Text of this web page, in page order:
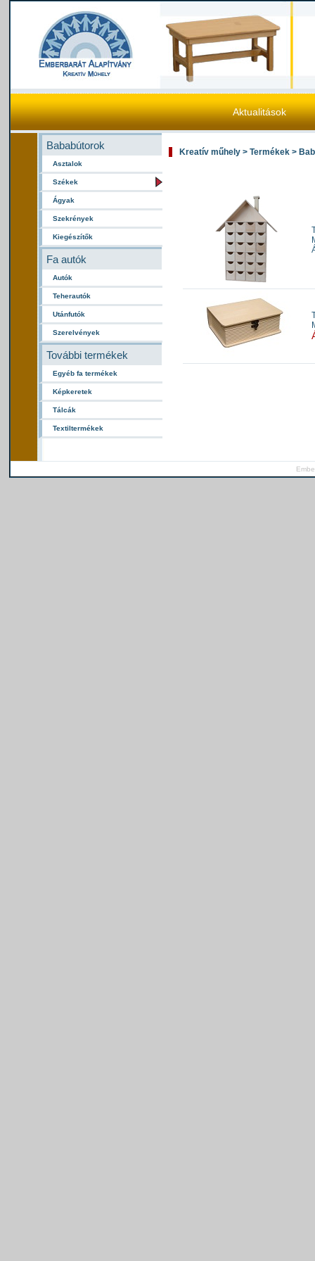
Aktualitások
Bababútorok
Asztalok
Székek
Ágyak
Szekrények
Kiegészítők
Fa autók
Autók
Teherautók
Utánfutók
Szerelvények
További termékek
Egyéb fa termékek
Képkeretek
Tálcák
Textiltermékek
Kreatív műhely > Termékek >